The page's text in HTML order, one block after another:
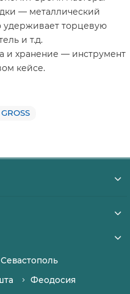
— металлический
удерживает торцевую
и т.д.
и хранение — инструмент
кейсе.
Севастополь
Феодосия